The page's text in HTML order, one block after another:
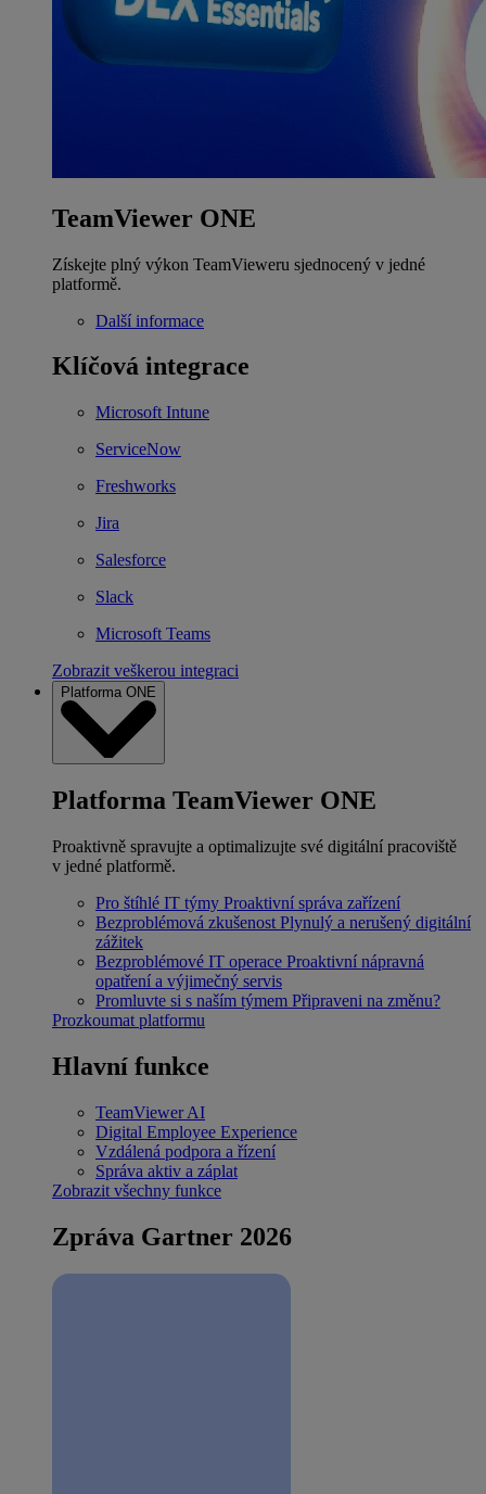
TeamViewer ONE
Získejte plný výkon TeamVieweru sjednocený v jedné
platformě.
Další informace
Klíčová integrace
Microsoft Intune
ServiceNow
Freshworks
Jira
Salesforce
Slack
Microsoft Teams
Zobrazit veškerou integraci
Platforma ONE
Platforma TeamViewer ONE
Proaktivně spravujte a optimalizujte své digitální pracoviště
v jedné platformě.
Pro štíhlé IT týmy Proaktivní správa zařízení
Bezproblémová zkušenost Plynulý a nerušený digitální
zážitek
Bezproblémové IT operace Proaktivní nápravná
opatření a výjimečný servis
Promluvte si s naším týmem Připraveni na změnu?
Prozkoumat platformu
Hlavní funkce
TeamViewer AI
Digital Employee Experience
Vzdálená podpora a řízení
Správa aktiv a záplat
Zobrazit všechny funkce
Zpráva Gartner 2026